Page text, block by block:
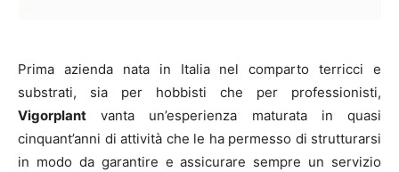
Prima azienda nata in Italia nel comparto terricci e
substrati, sia per hobbisti che per professionisti,
Vigorplant vanta un’esperienza maturata in quasi
cinquant’anni di attività che le ha permesso di strutturarsi
in modo da garantire e assicurare sempre un servizio